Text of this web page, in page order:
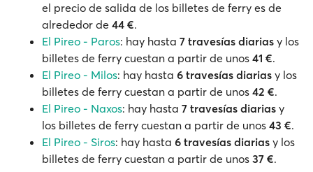
el precio de salida de los billetes de ferry es de
alrededor de 44 €.
El Pireo - Paros: hay hasta 7 travesías diarias y los
billetes de ferry cuestan a partir de unos 41 €.
El Pireo - Milos: hay hasta 6 travesías diarias y los
billetes de ferry cuestan a partir de unos 42 €.
El Pireo - Naxos: hay hasta 7 travesías diarias y
los billetes de ferry cuestan a partir de unos 43 €.
El Pireo - Siros: hay hasta 6 travesías diarias y los
billetes de ferry cuestan a partir de unos 37 €.